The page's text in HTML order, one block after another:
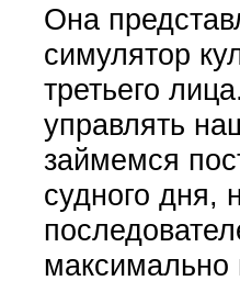
Она
симулятор
третьего
управлять
займемся
судного дня,
максимально